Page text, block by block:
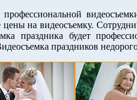
цены на видеосъемку.
праздника будет
праздников